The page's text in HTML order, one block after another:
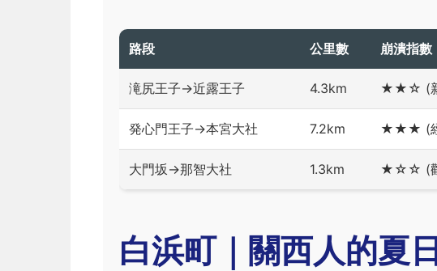
路段 公里數 崩潰指數
滝尻王子→近露王子 4.3km ★★☆ (
発心門王子→本宮大社 7.2km ★★★ (
大門坂→那智大社 1.3km ★☆☆ (觀
白浜町｜關西人的夏